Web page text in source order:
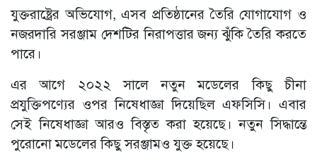
যুক্তরাষ্ট্রের অভিযোগ, এসব প্রতিষ্ঠানের তৈরি যোগাযোগ ও
নজরদারি সরঞ্জাম দেশটির নিরাপত্তার জন্য ঝুঁকি তৈরি করতে
পারে।
এর আগে ২০২২ সালে নতুন মডেলের কিছু চীনা
প্রযুক্তিপণ্যের ওপর নিষেধাজ্ঞা দিয়েছিল এফসিসি। এবার
সেই নিষেধাজ্ঞা আরও বিস্তৃত করা হয়েছে। নতুন সিদ্ধান্তে
পুরোনো মডেলের কিছু সরঞ্জামও যুক্ত হয়েছে।